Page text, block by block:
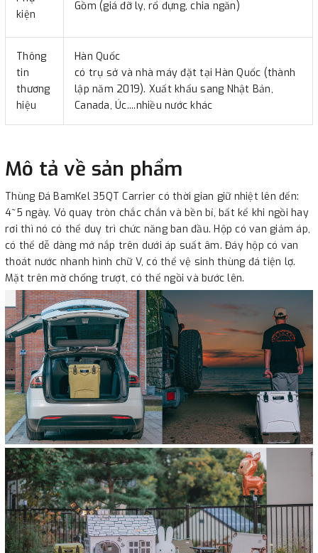
kiện
Gồm (giá đỡ ly, rổ đựng, chia ngăn)
Thông
tin
thương
hiệu
Hàn Quốc
có trụ sở và nhà máy đặt tại Hàn Quốc (thành
lập năm 2019). Xuất khẩu sang Nhật Bản,
Canada, Úc....nhiều nước khác
Mô tả về sản phẩm
Thùng Đá BamKel 35QT Carrier có thời gian giữ nhiệt lên đến:
4~5 ngày. Vỏ quay tròn chắc chắn và bền bỉ, bất kể khi ngồi hay
rơi thì nó có thể duy trì chức năng ban đầu. Hộp có van giảm áp,
có thể dễ dàng mở nắp trên dưới áp suất âm. Đáy hộp có van
thoát nước nhanh hình chữ V, có thể vệ sinh thùng đá tiện lợ.
Mặt trên mờ chống trượt, có thể ngồi và bước lên.